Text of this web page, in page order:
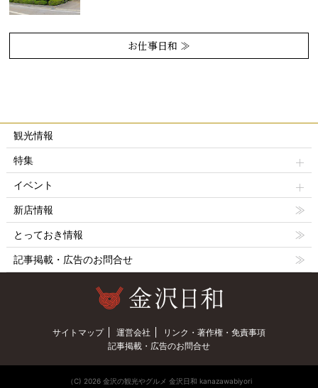
お仕事日和 ≫
観光情報
特集
イベント
新店情報
とっておき情報
記事掲載・広告のお問合せ
サイトマップ 運営会社
リンク・著作権・免責事項
記事掲載・広告のお問合せ
（C) 2026 金沢の観光やグルメ 金沢日和 kanazawabiyori